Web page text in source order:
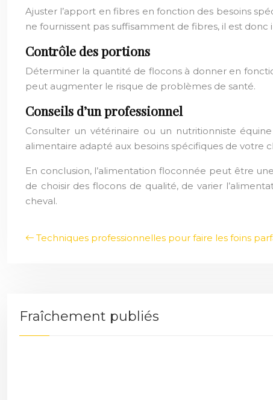
Ajuster l’apport en fibres en fonction des besoins
ne fournissent pas suffisamment de fibres, il est
Contrôle des portions
Déterminer la quantité de flocons à donner en
peut augmenter le risque de problèmes de santé.
Conseils d’un professionnel
Consulter un vétérinaire ou un nutritionniste
alimentaire adapté aux besoins spécifiques de votre
En conclusion, l’alimentation floconnée peut être
de choisir des flocons de qualité, de varier
cheval.
Techniques professionnelles pour faire les foins
Fraîchement publiés